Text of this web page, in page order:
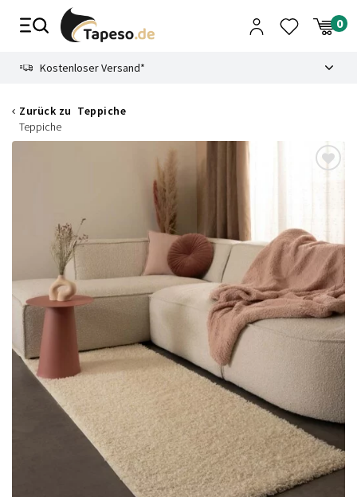
Zusammenbruch
Kostenloser Versand*
Zurück zu Teppiche
Teppiche